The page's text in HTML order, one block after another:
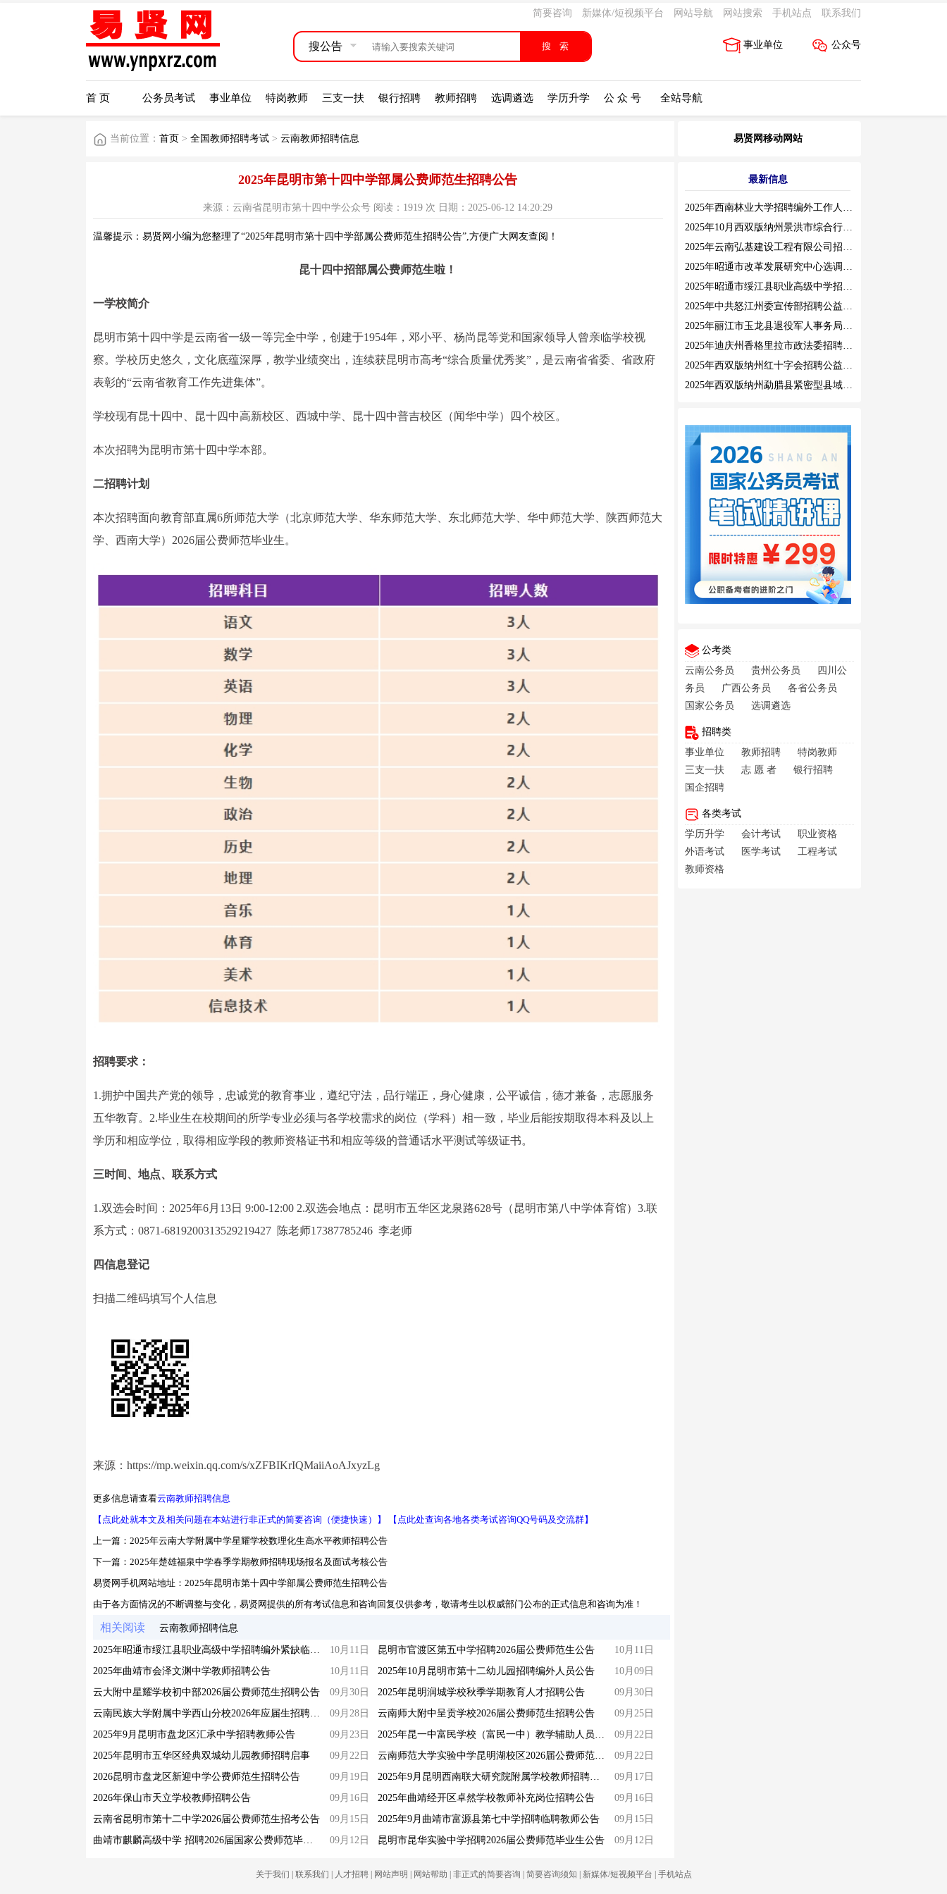
简要咨询 新媒体/短视频平台 网站导航 网站搜索 手机站点 联系我们
搜公告 公众号
事业单位
首 页 公务员考试 事业单位 特岗教师 三支一扶 银行招聘 教师招聘 选调遴选 学历升学 公 众 号 全站导航
当前位置： 首页 > 全国教师招聘考试 > 云南教师招聘信息
2025年昆明市第十四中学部属公费师范生招聘公告
来源：云南省昆明市第十四中学公众号 阅读：1919 次 日期：2025-06-12 14:20:29
温馨提示：易贤网小编为您整理了“2025年昆明市第十四中学部属公费师范生招聘公告”,方便广大网友查阅！
昆十四中招部属公费师范生啦！
一学校简介
昆明市第十四中学是云南省一级一等完全中学，创建于1954年，邓小平、杨尚昆等党和国家领导人曾亲临学校视
察。学校历史悠久，文化底蕴深厚，教学业绩突出，连续获昆明市高考“综合质量优秀奖”，是云南省省委、省政府
表彰的“云南省教育工作先进集体”。
学校现有昆十四中、昆十四中高新校区、西城中学、昆十四中普吉校区（闻华中学）四个校区。
本次招聘为昆明市第十四中学本部。
二招聘计划
本次招聘面向教育部直属6所师范大学（北京师范大学、华东师范大学、东北师范大学、华中师范大学、陕西师范大
学、西南大学）2026届公费师范毕业生。
招聘要求：
1.拥护中国共产党的领导，忠诚党的教育事业，遵纪守法，品行端正，身心健康，公平诚信，德才兼备，志愿服务
五华教育。2.毕业生在校期间的所学专业必须与各学校需求的岗位（学科）相一致，毕业后能按期取得本科及以上
学历和相应学位，取得相应学段的教师资格证书和相应等级的普通话水平测试等级证书。
三时间、地点、联系方式
1.双选会时间：2025年6月13日 9:00-12:00 2.双选会地点：昆明市五华区龙泉路628号（昆明市第八中学体育馆）3.联
系方式：0871-6819200313529219427 陈老师17387785246 李老师
四信息登记
扫描二维码填写个人信息
来源：https://mp.weixin.qq.com/s/xZFBIKrIQMaiiAoAJxyzLg
更多信息请查看云南教师招聘信息
【点此处就本文及相关问题在本站进行非正式的简要咨询（便捷快速）】
【点此处查询各地各类考试咨询QQ号码及交流群】
上一篇： 2025年云南大学附属中学星耀学校数理化生高水平教师招聘公告
下一篇： 2025年楚雄福泉中学春季学期教师招聘现场报名及面试考核公告
易贤网手机网站地址： 2025年昆明市第十四中学部属公费师范生招聘公告
由于各方面情况的不断调整与变化，易贤网提供的所有考试信息和咨询回复仅供参考，敬请考生以权威部门公布的正式信息和咨询为准！
相关阅读 云南教师招聘信息
2025年昭通市绥江县职业高级中学招聘编外紧缺临聘数学教师公告 10月11日 昆明市官渡区第五中学招聘2026届公费师范生公告
10月11日
2025年曲靖市会泽文渊中学教师招聘公告
10月11日 2025年10月昆明市第十二幼儿园招聘编外人员公告
10月09日
云大附中星耀学校初中部2026届公费师范生招聘公告
09月30日 2025年昆明润城学校秋季学期教育人才招聘公告
09月30日
云南民族大学附属中学西山分校2026年应届生招聘公告
09月28日 云南师大附中呈贡学校2026届公费师范生招聘公告
09月25日
2025年9月昆明市盘龙区汇承中学招聘教师公告
09月23日 2025年昆一中富民学校（富民一中）教学辅助人员招聘公告
09月22日
2025年昆明市五华区经典双城幼儿园教师招聘启事
09月22日 云南师范大学实验中学昆明湖校区2026届公费师范毕业生招聘公告
09月22日
2026昆明市盘龙区新迎中学公费师范生招聘公告
09月19日 2025年9月昆明西南联大研究院附属学校教师招聘公告
09月17日
2026年保山市天立学校教师招聘公告
09月16日 2025年曲靖经开区卓然学校教师补充岗位招聘公告
09月16日
云南省昆明市第十二中学2026届公费师范生招考公告
09月15日 2025年9月曲靖市富源县第七中学招聘临聘教师公告
09月15日
曲靖市麒麟高级中学 招聘2026届国家公费师范毕业生公告
09月12日 昆明市昆华实验中学招聘2026届公费师范毕业生公告 09月12日
易贤网移动网站
最新信息
2025年西南林业大学招聘编外工作人员公告（三）
2025年10月西双版纳州景洪市综合行政执法局招聘人员公告
2025年云南弘基建设工程有限公司招聘公告
2025年昭通市改革发展研究中心选调工作人员职业素质测评通告
2025年昭通市绥江县职业高级中学招聘编外紧缺临聘数学教师公告
2025年中共怒江州委宣传部招聘公益性岗位公告
2025年丽江市玉龙县退役军人事务局公益性岗位招聘公告
2025年迪庆州香格里拉市政法委招聘公益性岗位公告
2025年西双版纳州红十字会招聘公益性岗位人员公告
2025年西双版纳州勐腊县紧密型县域医共体招聘编外人员公告
公考类
云南公务员
贵州公务员
四川公
务员
广西公务员
各省公务员
国家公务员
选调遴选
招聘类
事业单位
教师招聘
特岗教师
三支一扶
志 愿 者
银行招聘
国企招聘
各类考试
学历升学
会计考试
职业资格
外语考试
医学考试
工程考试
教师资格
关于我们 联系我们 人才招聘| 网站声明 网站帮助 非正式的简要咨询 简要咨询须知 新媒体/短视频平台 手机站点